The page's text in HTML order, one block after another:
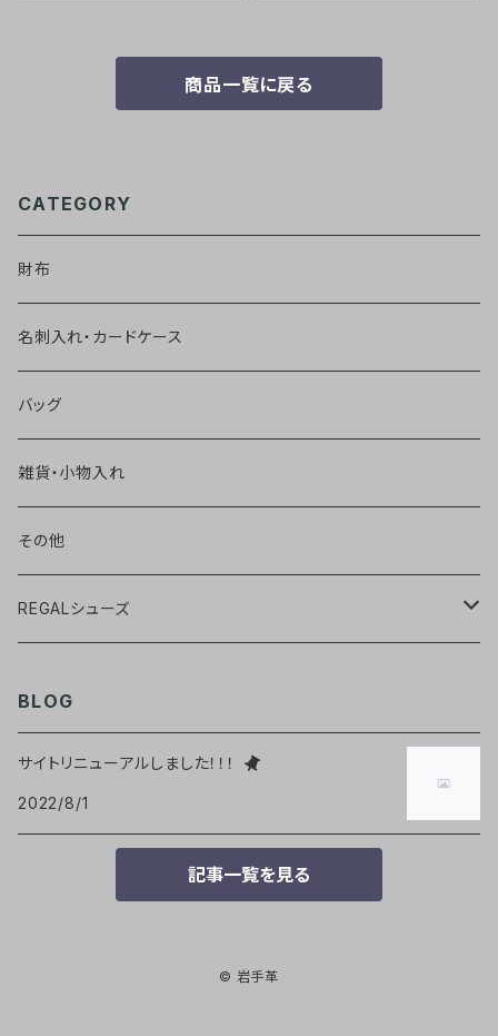
商品一覧に戻る
CATEGORY
財布
名刺入れ・カードケース
バッグ
雑貨・小物入れ
その他
REGALシューズ
チャッカーブーツ【黒】
BLOG
サイトリニューアルしました！！！
2022/8/1
記事一覧を見る
© 岩手革